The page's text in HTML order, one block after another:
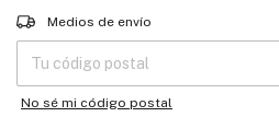
Entregas para el CP:
Medios de envío
No sé mi código postal